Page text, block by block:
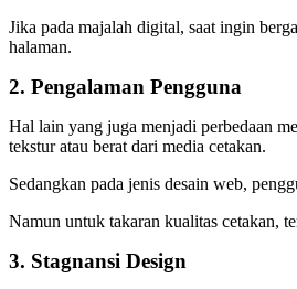
Jika pada majalah digital, saat ingin
halaman.
2. Pengalaman Pengguna
Hal lain yang juga menjadi perbedaan
tekstur atau berat dari media cetakan.
Sedangkan pada jenis desain web,
Namun untuk takaran kualitas cetakan,
3. Stagnansi Design